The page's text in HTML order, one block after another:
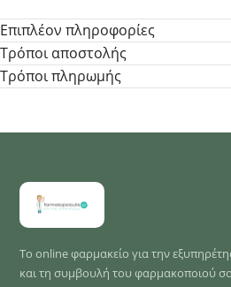
Επιπλέον πληροφορίες
Τρόποι αποστολής
Τρόποι πληρωμής
Το online φαρμακείο για την
και τη συμβουλή του φαρμακοποιού